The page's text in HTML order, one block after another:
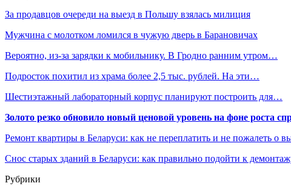
За продавцов очереди на выезд в Польшу взялась милиция
Мужчина с молотком ломился в чужую дверь в Барановичах
Вероятно, из-за зарядки к мобильнику. В Гродно ранним утром…
Подросток похитил из храма более 2,5 тыс. рублей. На эти…
Шестиэтажный лабораторный корпус планируют построить для…
Золото резко обновило новый ценовой уровень на фоне роста
Ремонт квартиры в Беларуси: как не переплатить и не пожалеть о
Снос старых зданий в Беларуси: как правильно подойти к
Рубрики